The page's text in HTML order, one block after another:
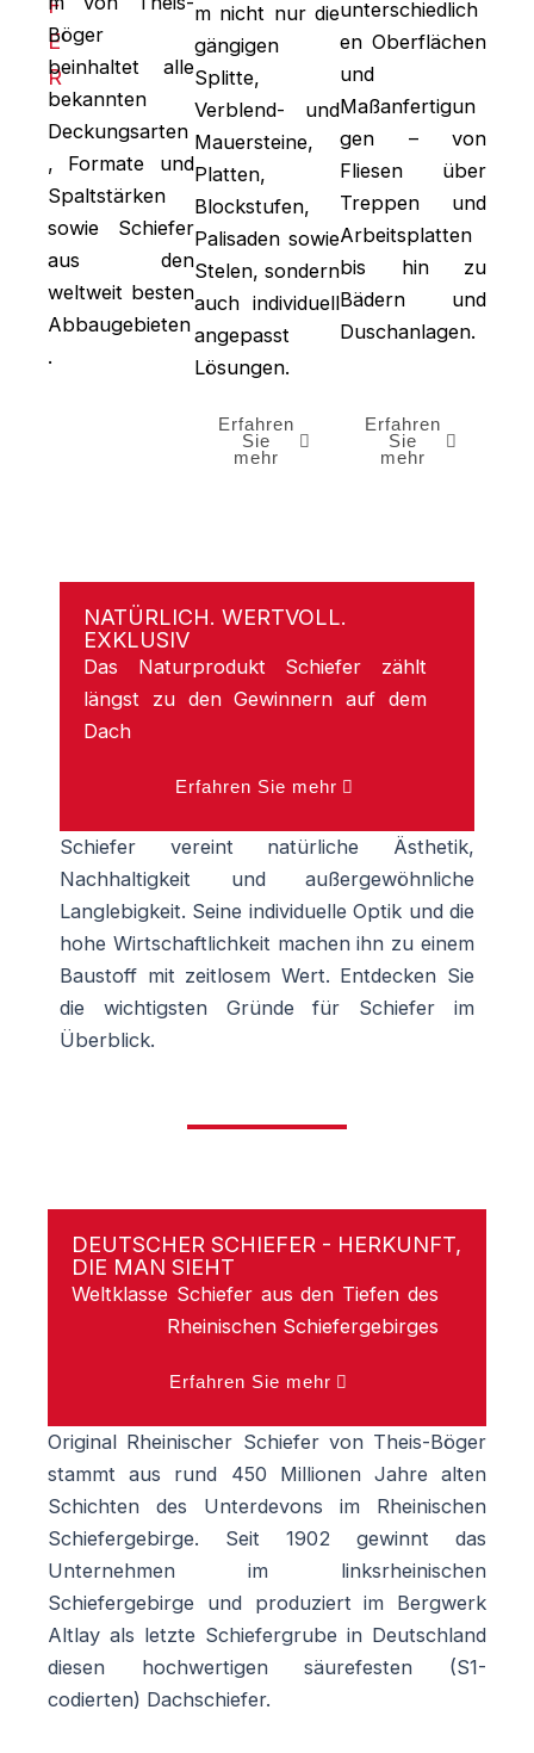
F
E
R
Böger
beinhaltet alle
bekannten
Deckungsarten
, Formate und
Spaltstärken
sowie Schiefer
aus den
weltweit besten
Abbaugebieten
.
Erfahren
Sie
mehr
m nicht nur die
gängigen
Splitte,
Verblend- und
Mauersteine,
Platten,
Blockstufen,
Palisaden sowie
Stelen, sondern
auch individuell
angepasst
Lösungen.
Erfahren
Sie
mehr
unterschiedlich
en Oberflächen
und
Maßanfertigun
gen – von
Fliesen über
Treppen und
Arbeitsplatten
bis hin zu
Bädern und
Duschanlagen.
Erfahren
Sie
mehr
NATÜRLICH. WERTVOLL.
EXKLUSIV
Das Naturprodukt Schiefer zählt
längst zu den Gewinnern auf dem
Dach
Erfahren Sie mehr
Schiefer vereint natürliche Ästhetik,
Nachhaltigkeit und außergewöhnliche
Langlebigkeit. Seine individuelle Optik und die
hohe Wirtschaftlichkeit machen ihn zu einem
Baustoff mit zeitlosem Wert. Entdecken Sie
die wichtigsten Gründe für Schiefer im
Überblick.
DEUTSCHER SCHIEFER - HERKUNFT,
DIE MAN SIEHT
Weltklasse Schiefer aus den Tiefen des
Rheinischen Schiefergebirges
Erfahren Sie mehr
Original Rheinischer Schiefer von Theis-Böger
stammt aus rund 450 Millionen Jahre alten
Schichten des Unterdevons im Rheinischen
Schiefergebirge. Seit 1902 gewinnt das
Unternehmen im linksrheinischen
Schiefergebirge und produziert im Bergwerk
Altlay als letzte Schiefergrube in Deutschland
diesen hochwertigen säurefesten (S1-
codierten) Dachschiefer.